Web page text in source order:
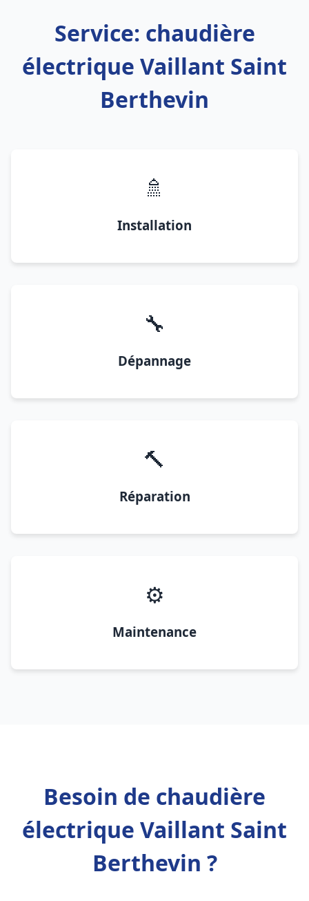
Service: chaudière
électrique Vaillant Saint
Berthevin
🚿
Installation
🔧
Dépannage
🔨
Réparation
⚙️
Maintenance
Besoin de chaudière
électrique Vaillant Saint
Berthevin ?